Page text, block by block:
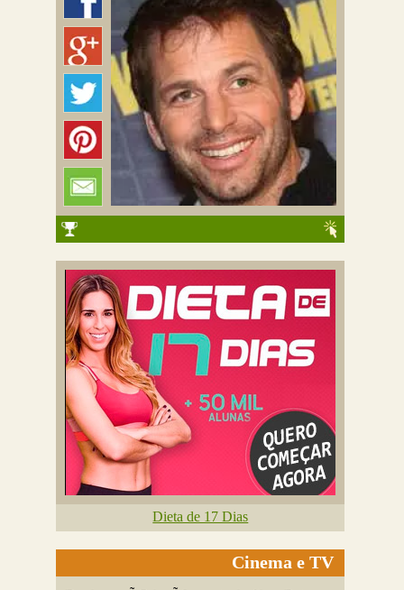
Dieta de 17 Dias
Cinema e TV